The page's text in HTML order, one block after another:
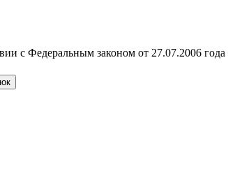
с Федеральным законом от 27.07.2006